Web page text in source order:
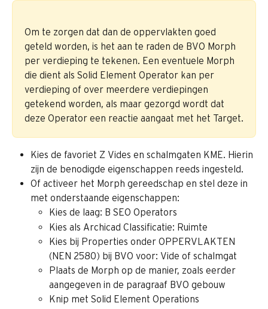
Om te zorgen dat dan de oppervlakten goed
geteld worden, is het aan te raden de BVO Morph
per verdieping te tekenen. Een eventuele Morph
die dient als Solid Element Operator kan per
verdieping of over meerdere verdiepingen
getekend worden, als maar gezorgd wordt dat
deze Operator een reactie aangaat met het Target.
Kies de favoriet Z Vides en schalmgaten KME. Hierin
zijn de benodigde eigenschappen reeds ingesteld.
Of activeer het Morph gereedschap en stel deze in
met onderstaande eigenschappen:
Kies de laag: B SEO Operators
Kies als Archicad Classificatie: Ruimte
Kies bij Properties onder OPPERVLAKTEN
(NEN 2580) bij BVO voor: Vide of schalmgat
Plaats de Morph op de manier, zoals eerder
aangegeven in de paragraaf BVO gebouw
Knip met Solid Element Operations